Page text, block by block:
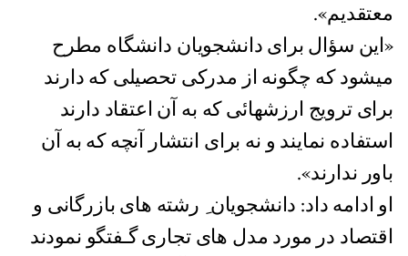
معتقدیم».
«این سؤال برای دانشجویان دانشگاه مطرح
میشود که چگونه از مدرکی تحصیلی که دارند
برای ترویج ارزشهائی که به آن اعتقاد دارند
استفاده نمایند و نه برای انتشار آنچه که به آن
باور ندارند».
او ادامه داد: دانشجویان ِ رشته های بازرگانی و
اقتصاد در مورد مدل های تجاری گـفتگو نمودند